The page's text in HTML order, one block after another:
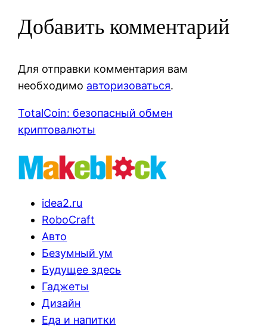
Добавить комментарий
Для отправки комментария вам
необходимо авторизоваться.
TotalCoin: безопасный обмен
криптовалюты
idea2.ru
RoboCraft
Авто
Безумный ум
Будущее здесь
Гаджеты
Дизайн
Еда и напитки